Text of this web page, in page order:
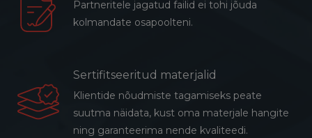
Partneritele jagatud failid ei tohi jõuda
kolmandate osapoolteni.
Sertifitseeritud materjalid
Klientide nõudmiste tagamiseks peate
suutma näidata, kust oma materjale hangite
ning garanteerima nende kvaliteedi.